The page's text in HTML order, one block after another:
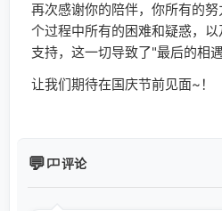
再次感谢你的陪伴，你所有的
个过程中所有的困难和疑惑，
支持，这一切导致了"最后的相遇
让我们期待在国庆节前见面~！
评论